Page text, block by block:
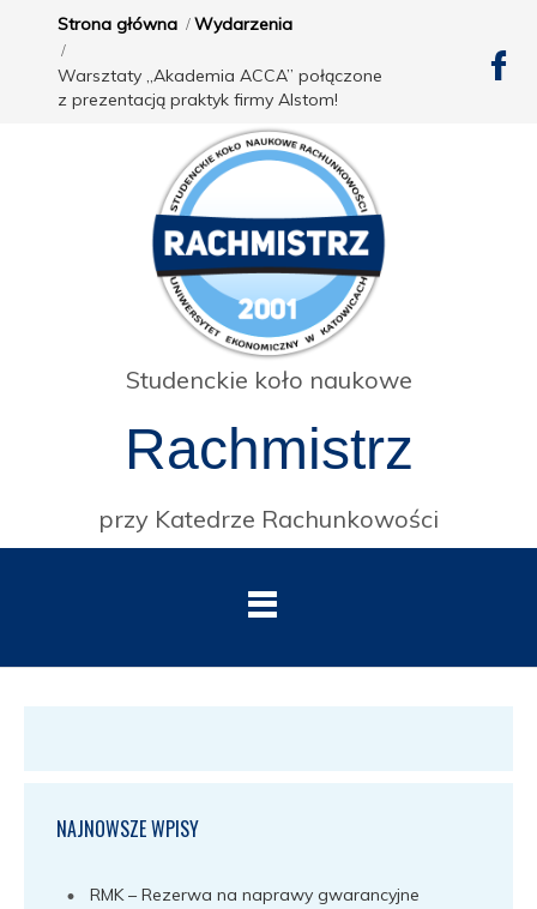
Strona główna Wydarzenia
Warsztaty „Akademia ACCA” połączone
z prezentacją praktyk firmy Alstom!
Studenckie koło naukowe
Rachmistrz
przy Katedrze Rachunkowości
NAJNOWSZE WPISY
RMK – Rezerwa na naprawy gwarancyjne